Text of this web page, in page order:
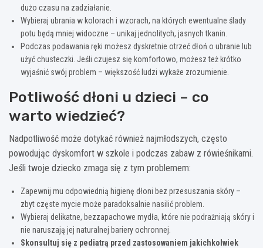
dużo czasu na zadziałanie.
Wybieraj ubrania w kolorach i wzorach, na których ewentualne ślady
potu będą mniej widoczne – unikaj jednolitych, jasnych tkanin.
Podczas podawania ręki możesz dyskretnie otrzeć dłoń o ubranie lub
użyć chusteczki. Jeśli czujesz się komfortowo, możesz też krótko
wyjaśnić swój problem – większość ludzi wykaże zrozumienie.
Potliwość dłoni u dzieci – co
warto wiedzieć?
Nadpotliwość może dotykać również najmłodszych, często
powodując dyskomfort w szkole i podczas zabaw z rówieśnikami.
Jeśli twoje dziecko zmaga się z tym problemem:
Zapewnij mu odpowiednią higienę dłoni bez przesuszania skóry –
zbyt częste mycie może paradoksalnie nasilić problem.
Wybieraj delikatne, bezzapachowe mydła, które nie podrażniają skóry i
nie naruszają jej naturalnej bariery ochronnej.
Skonsultuj się z pediatrą przed zastosowaniem jakichkolwiek